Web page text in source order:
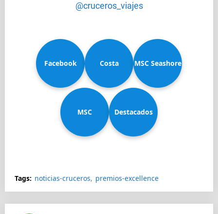
@cruceros_viajes
Facebook Costa
Diadema
MSC Seashore
MSC Destacados
Tags: noticias-cruceros premios-excellence